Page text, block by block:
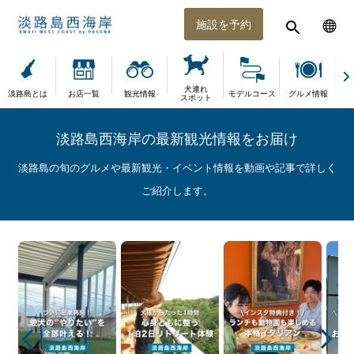
施設を予約
淡路島とは お店一覧 観光情報
犬連れ
スポット
モデルコース グルメ情報
淡路島西海岸の最新観光情報をお届け
淡路島の旬のグルメや最新観光・イベント情報を動画や記事で詳しく
ご紹介します。